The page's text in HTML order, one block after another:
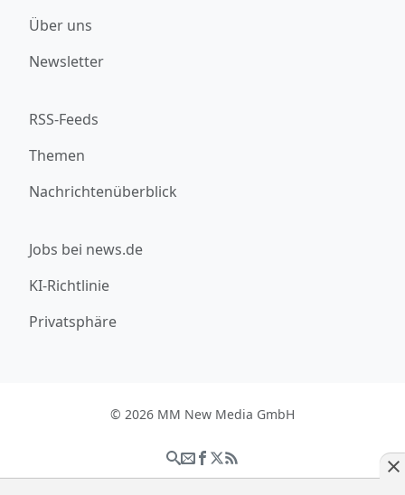
Über uns
Newsletter
RSS-Feeds
Themen
Nachrichtenüberblick
Jobs bei news.de
KI-Richtlinie
Privatsphäre
© 2026 MM New Media GmbH